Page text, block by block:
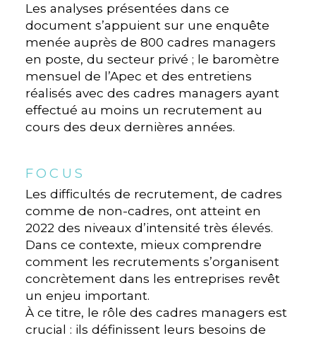
Les analyses présentées dans ce
document s’appuient sur une enquête
menée auprès de 800 cadres managers
en poste, du secteur privé ; le baromètre
mensuel de l’Apec et des entretiens
réalisés avec des cadres managers ayant
effectué au moins un recrutement au
cours des deux dernières années.
FOCUS
Les difficultés de recrutement, de cadres
comme de non-cadres, ont atteint en
2022 des niveaux d’intensité très élevés.
Dans ce contexte, mieux comprendre
comment les recrutements s’organisent
concrètement dans les entreprises revêt
un enjeu important.
À ce titre, le rôle des cadres managers est
crucial : ils définissent leurs besoins de